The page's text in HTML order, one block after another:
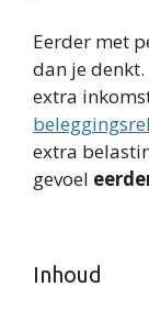
Eerder met
dan je
extra
extra
gevoel
Inhoud